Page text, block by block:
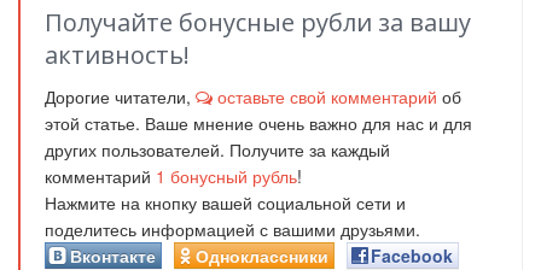
Получайте бонусные рубли за вашу
активность!
Дорогие читатели, оставьте свой комментарий об
этой статье. Ваше мнение очень важно для нас и для
других пользователей. Получите за каждый
комментарий 1 бонусный рубль!
Нажмите на кнопку вашей социальной сети и
поделитесь информацией с вашими друзьями.
Вконтакте
Одноклассники
Facebook